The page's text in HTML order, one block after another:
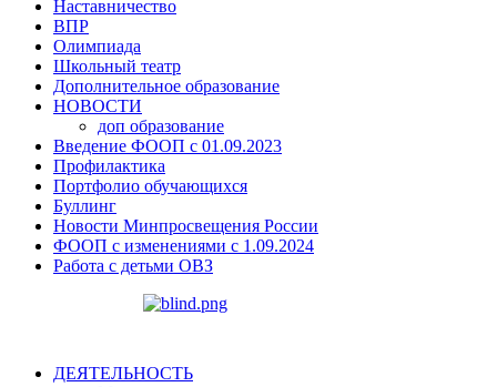
Наставничество
ВПР
Олимпиада
Школьный театр
Дополнительное образование
НOВОСТИ
доп образование
Введение ФООП с 01.09.2023
Профилактика
Портфолио обучающихся
Буллинг
Новости Минпросвещения России
ФООП с изменениями с 1.09.2024
Работа с детьми ОВЗ
ДЕЯТЕЛЬНОСТЬ